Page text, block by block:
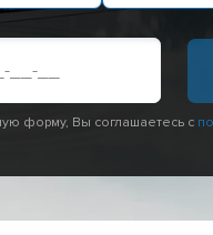
форму, Вы соглашаетесь с